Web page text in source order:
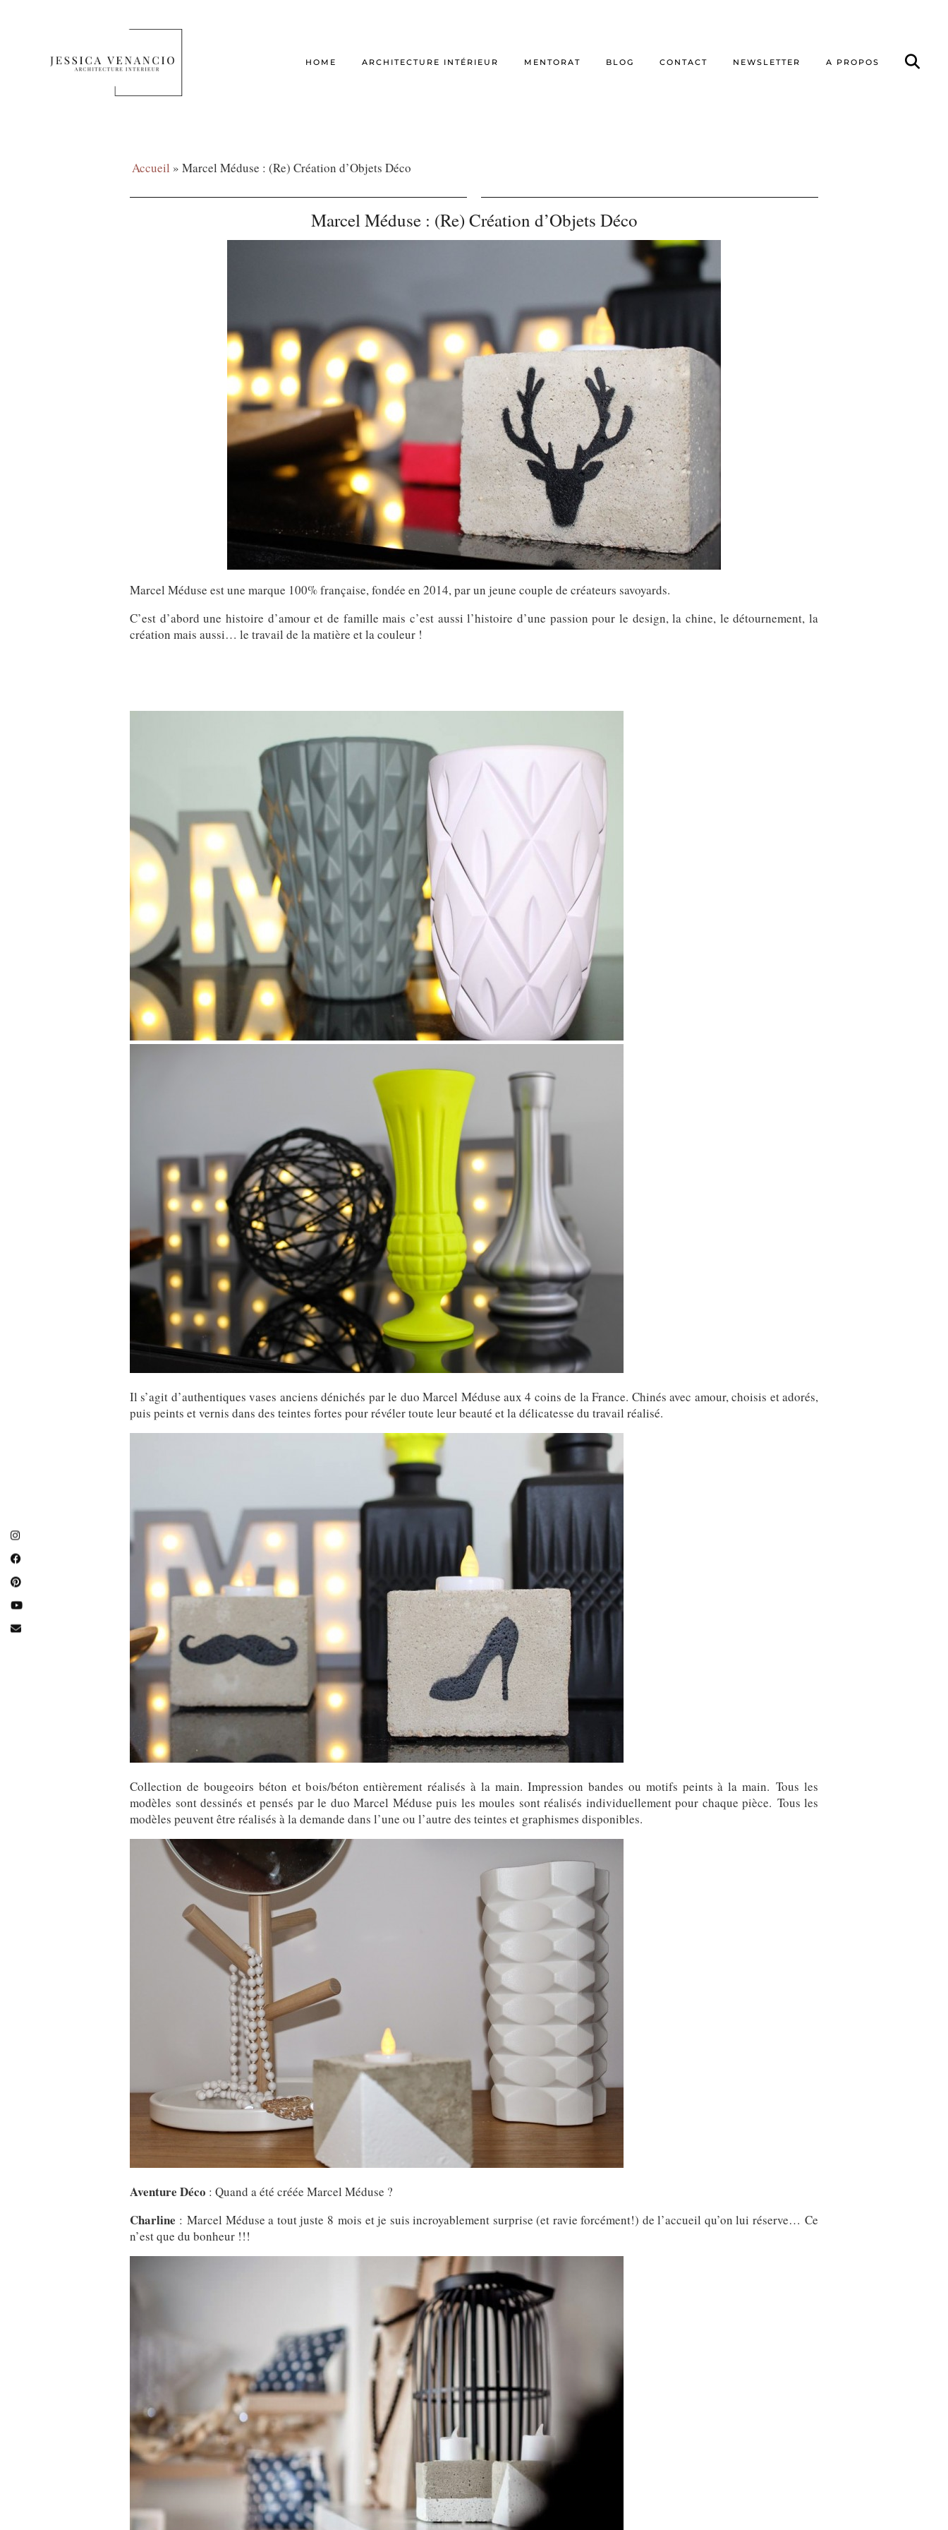
HOME ARCHITECTURE INTÉRIEUR MENTORAT BLOG CONTACT NEWSLETTER A PROPOS
Accueil » Marcel Méduse : (Re) Création d’Objets Déco
Marcel Méduse : (Re) Création d’Objets Déco
Marcel Méduse est une marque 100% française, fondée en 2014, par un jeune couple de créateurs savoyards.
C’est d’abord une histoire d’amour et de famille mais c’est aussi l’histoire d’une passion pour le design, la chine, le détournement, la
création mais aussi… le travail de la matière et la couleur !
Il s’agit d’authentiques vases anciens dénichés par le duo Marcel Méduse aux 4 coins de la France. Chinés avec amour, choisis et adorés,
puis peints et vernis dans des teintes fortes pour révéler toute leur beauté et la délicatesse du travail réalisé.
Collection de bougeoirs béton et bois/béton entièrement réalisés à la main. Impression bandes ou motifs peints à la main. Tous les
modèles sont dessinés et pensés par le duo Marcel Méduse puis les moules sont réalisés individuellement pour chaque pièce. Tous les
modèles peuvent être réalisés à la demande dans l’une ou l’autre des teintes et graphismes disponibles.
Aventure Déco : Quand a été créée Marcel Méduse ?
Charline : Marcel Méduse a tout juste 8 mois et je suis incroyablement surprise (et ravie forcément!) de l’accueil qu’on lui réserve… Ce
n’est que du bonheur !!!